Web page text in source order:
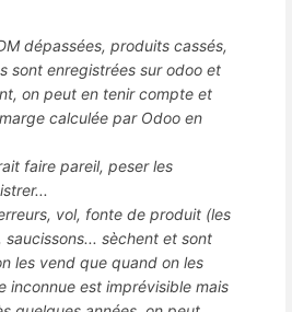
dépassées, produits cassés,
sont enregistrées sur odoo et
on peut en tenir compte et
calculée par Odoo en
faire pareil, peser les
vol, fonte de produit (les
saucissons... sèchent et sont
les vend que quand on les
inconnue est imprévisible mais